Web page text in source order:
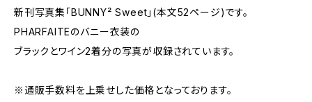
新刊写真集「BUNNY² Sweet」(本文52ページ)です。
PHARFAITEのバニー衣装の
ブラックとワイン2着分の写真が収録されています。
※通販手数料を上乗せした価格となっております。